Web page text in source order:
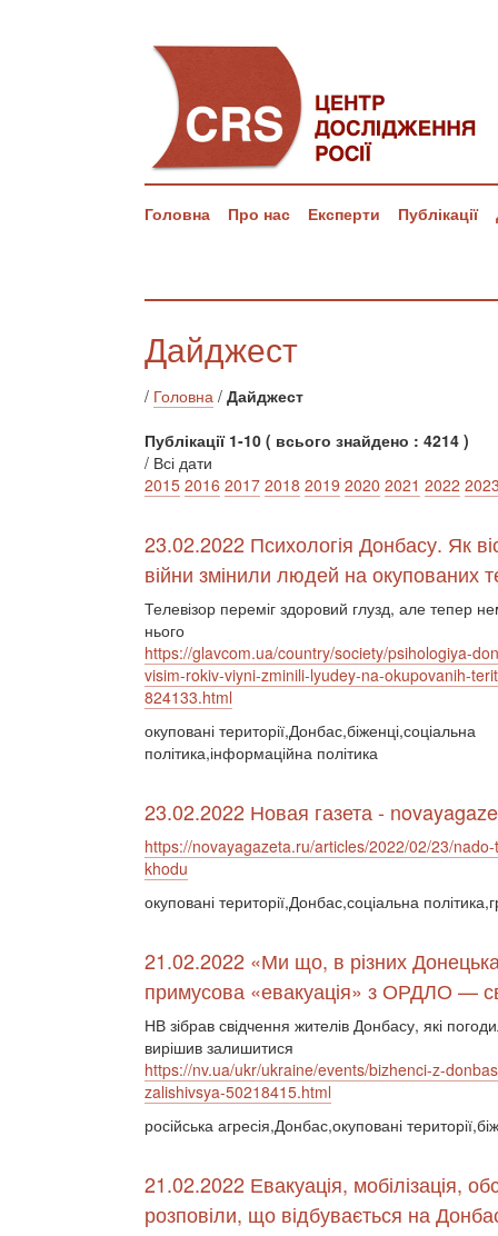
Головна Про нас Експерти Публікації
Дайджест
/ Головна / Дайджест
Публікації 1-10 ( всього знайдено : 4214 )
/ Всі дати
2015 2016 2017 2018 2019 2020 2021 2022
23.02.2022 Психологія Донбасу. Як
війни змінили людей на окупованих
Телевізор переміг здоровий глузд, але тепер
нього
https://glavcom.ua/country/society/psihologiya-
visim-rokiv-viyni-zminili-lyudey-na-okupovanih-
824133.html
окуповані території,Донбас,біженці,соціальна
політика,інформаційна політика
23.02.2022 Новая газета -
https://novayagazeta.ru/articles/2022/02/23/
khodu
окуповані території,Донбас,соціальна
21.02.2022 «Ми що, в різних
примусова «евакуація» з ОРДЛО —
НВ зібрав свідчення жителів Донбасу, які
вирішив залишитися
https://nv.ua/ukr/ukraine/events/bizhenci-z-
zalishivsya-50218415.html
російська агресія,Донбас,окуповані
21.02.2022 Евакуація, мобілізація,
розповіли, що відбувається на